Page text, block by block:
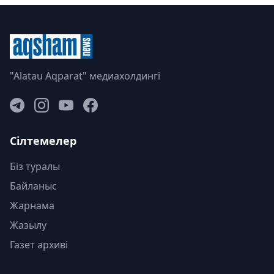
"Alatau Aqparat" медиахолдингі
Сілтемелер
Біз туралы
Байланыс
Жарнама
Жазылу
Газет архиві